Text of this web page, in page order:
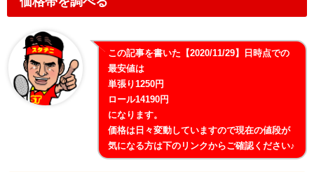
この記事を書いた【2020/11/29】日時点での
最安値は
単張り1250円
ロール14190円
になります。
価格は日々変動していますので現在の値段が
気になる方は下のリンクからご確認ください♪